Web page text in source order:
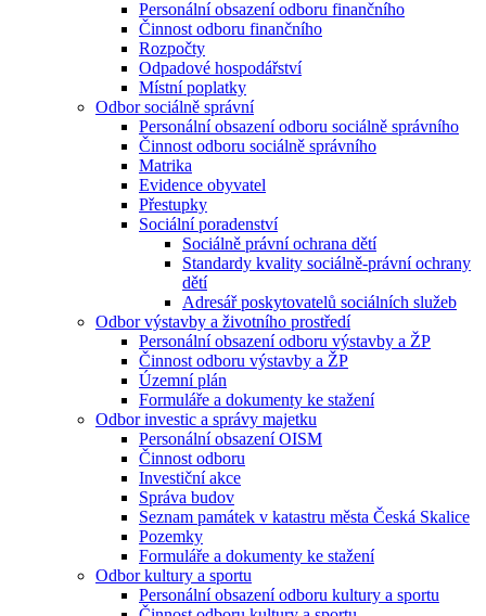
Personální obsazení odboru finančního
Činnost odboru finančního
Rozpočty
Odpadové hospodářství
Místní poplatky
Odbor sociálně správní
Personální obsazení odboru sociálně správního
Činnost odboru sociálně správního
Matrika
Evidence obyvatel
Přestupky
Sociální poradenství
Sociálně právní ochrana dětí
Standardy kvality sociálně-právní ochrany
dětí
Adresář poskytovatelů sociálních služeb
Odbor výstavby a životního prostředí
Personální obsazení odboru výstavby a ŽP
Činnost odboru výstavby a ŽP
Územní plán
Formuláře a dokumenty ke stažení
Odbor investic a správy majetku
Personální obsazení OISM
Činnost odboru
Investiční akce
Správa budov
Seznam památek v katastru města Česká Skalice
Pozemky
Formuláře a dokumenty ke stažení
Odbor kultury a sportu
Personální obsazení odboru kultury a sportu